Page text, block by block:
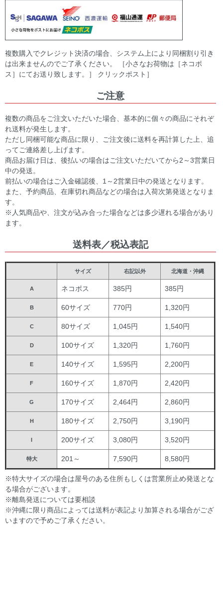
複数購入でクレジット決済の場合、システム上により同梱割り引き
は出来ませんのでご了承ください。 ［小さなお荷物は［ネコポ
ス］にてお送り致します。］ クリックポスト］
ご注意
複数の商品をご注文いただいた場合、基本的に個々の商品にそれぞ
れ送料が発生します。
ただし同梱可能な商品に限り、ご注文後に送料を再計算した上、追
ってご連絡差し上げます。
商品お届け日は、後払いの場合はご注文いただいてから2～3営業日
中の発送。
前払いの場合はご入金確認後、1～2営業日中の発送となります。
また、予約商品、在庫切れ商品などの場合は入荷次第発送となりま
す。
※人気商品や、注文が込み合った場合などは多少遅れる場合があり
ます。
送料表／税込表記
サイズ 右記以外 北海道・沖縄
A ネコポス 385円 385円
B 60サイズ 770円 1,320円
C 80サイズ 1,045円 1,540円
D 100サイズ 1,320円 1,760円
E 140サイズ 1,595円 2,200円
F 160サイズ 1,870円 2,420円
G 170サイズ 2,464円 2,860円
H 180サイズ 2,750円 3,190円
I 200サイズ 3,080円 3,520円
特大 201～ 7,590円 8,580円
※特大サイズの場合は屋号のある住所もしくは営業所止め発送とな
る場合がございます。
※離島発送については要相談
※沖縄に限り商品によっては送料が表記より加算される場合がござ
いますので予めご了承ください。